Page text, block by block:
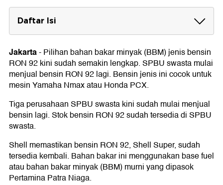
Daftar Isi
Harga Bensin RON 92
Biaya Isi Full Tank Nmax dan PCX
Jakarta-Pilihan bahan bakar minyak (BBM) jenis bensin
RON 92 kini sudah semakin lengkap. SPBU swasta mulai
menjual bensin RON 92 lagi. Bensin jenis ini cocok untuk
mesin Yamaha Nmax atau Honda PCX.
Tiga perusahaan SPBU swasta kini sudah mulai menjual
bensin lagi. Stok bensin RON 92 sudah tersedia di SPBU
swasta.
Shell memastikan bensin RON 92, Shell Super, sudah
tersedia kembali. Bahan bakar ini menggunakan base fuel
atau bahan bakar minyak (BBM) murni yang dipasok
Pertamina Patra Niaga.